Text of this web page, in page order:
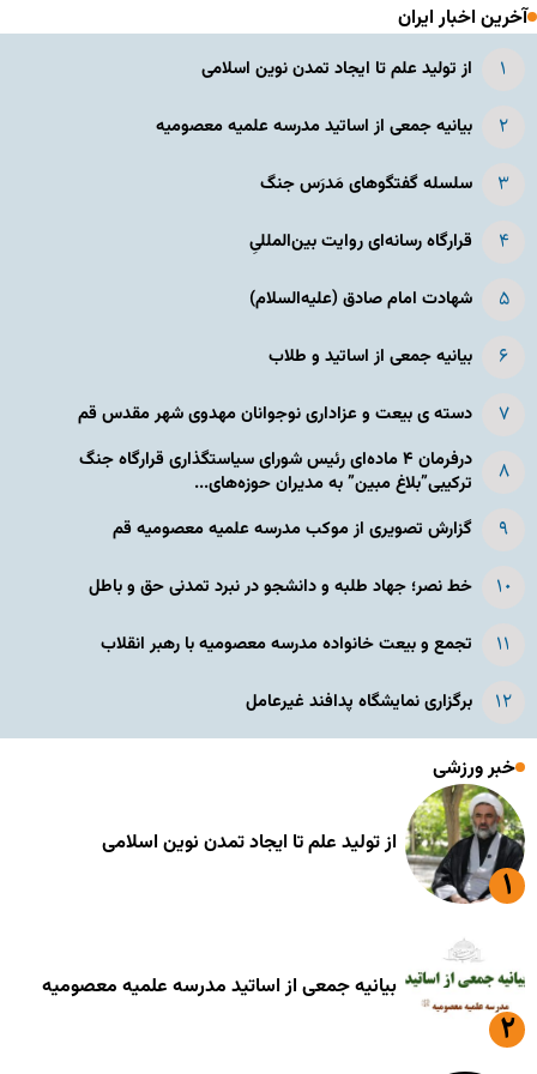
آخرین اخبار ایران
از تولید علم تا ایجاد تمدن نوین اسلامی
بیانیه جمعی از اساتید مدرسه علمیه معصومیه
سلسله گفتگوهای مَدرَس جنگ
قرارگاه رسانه‌ای روایت بین‌المللیِ
شهادت امام صادق (علیه‌السلام)
بیانیه جمعی از اساتید و طلاب
دسته ی بیعت و عزاداری نوجوانان مهدوی شهر مقدس قم
درفرمان ۴ ماده‌ای رئیس شورای سیاستگذاری قرارگاه جنگ
ترکیبی”بلاغ مبین” به مدیران حوزه‌های...
گزارش تصویری از موکب مدرسه علمیه معصومیه قم
خط نصر؛ جهاد طلبه و دانشجو در نبرد تمدنی حق و باطل
تجمع و بیعت خانواده مدرسه معصومیه با رهبر انقلاب
برگزاری نمایشگاه پدافند غیرعامل
خبر ورزشی
از تولید علم تا ایجاد تمدن نوین اسلامی
بیانیه جمعی از اساتید مدرسه علمیه معصومیه